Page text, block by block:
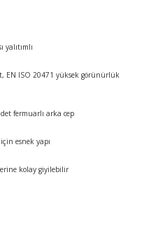
yalıtımlı
EN ISO 20471 yüksek görünürlük
fermuarlı arka cep
esnek yapı
kolay giyilebilir